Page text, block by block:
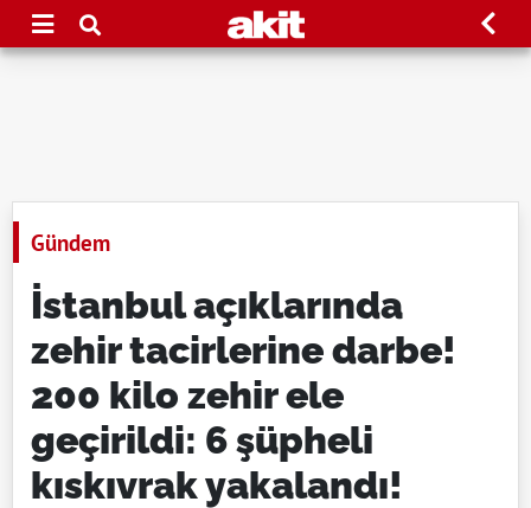
Gündem
İstanbul açıklarında
zehir tacirlerine darbe!
200 kilo zehir ele
geçirildi: 6 şüpheli
kıskıvrak yakalandı!